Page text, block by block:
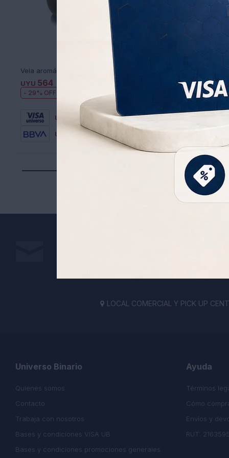
UYU 564
29
UYU
UYU 479
565 UYU 589
UYU 396
480
 LOCAL COMERCIAL Y PICK UP
Ayuda
Términos
Cómo
Envíos y
RUT:
Universo Binario
Quienes somos
Contacto
Trabaja con nosotros
Bases y condiciones VISA UB
Bases y condiciones promociones generales